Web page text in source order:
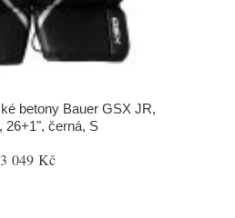
betony Bauer GSX JR,
26+1", černá, S
049 Kč